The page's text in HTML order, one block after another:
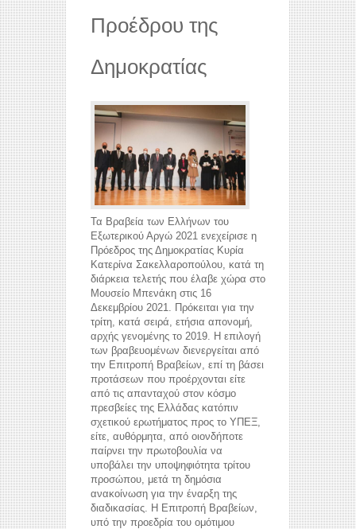
Προέδρου της
Δημοκρατίας
Τα Βραβεία των Ελλήνων του
Εξωτερικού Αργώ 2021 ενεχείρισε η
Πρόεδρος της Δημοκρατίας Κυρία
Κατερίνα Σακελλαροπούλου, κατά τη
διάρκεια τελετής που έλαβε χώρα στο
Μουσείο Μπενάκη στις 16
Δεκεμβρίου 2021. Πρόκειται για την
τρίτη, κατά σειρά, ετήσια απονομή,
αρχής γενομένης το 2019. Η επιλογή
των βραβευομένων διενεργείται από
την Επιτροπή Βραβείων, επί τη βάσει
προτάσεων που προέρχονται είτε
από τις απανταχού στον κόσμο
πρεσβείες της Ελλάδας κατόπιν
σχετικού ερωτήματος προς το ΥΠΕΞ,
είτε, αυθόρμητα, από οιονδήποτε
παίρνει την πρωτοβουλία να
υποβάλει την υποψηφιότητα τρίτου
προσώπου, μετά τη δημόσια
ανακοίνωση για την έναρξη της
διαδικασίας. Η Επιτροπή Βραβείων,
υπό την προεδρία του ομότιμου